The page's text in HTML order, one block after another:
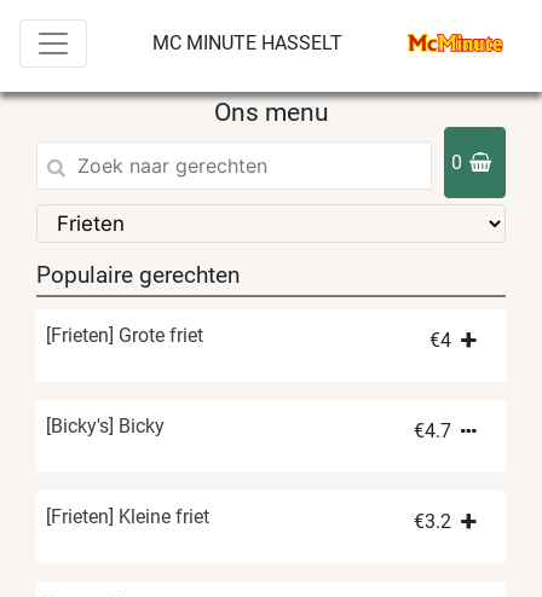
MC MINUTE HASSELT
Ons menu
0
Populaire gerechten
[Frieten] Grote friet €4
[Bicky's] Bicky €4.7
[Frieten] Kleine friet €3.2